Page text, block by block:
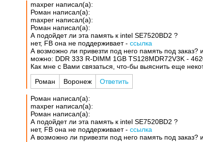
maxper написал(а):
Роман написал(а):
maxper написал(а):
Роман написал(а):
А подойдет ли эта память к intel SE7520BD2 ?
нет, FB она не поддерживает -ссылка
А возможно ли привезти под него память под заказ?
можно: DDR 333 R-DIMM 1GB TS128MDR72V3K -
Как мне с Вами связаться, что-бы выяснить еще
Роман Воронеж Ответить
Роман написал(а):
maxper написал(а):
Роман написал(а):
А подойдет ли эта память к intel SE7520BD2 ?
нет, FB она не поддерживает -ссылка
А возможно ли привезти под него память под заказ?